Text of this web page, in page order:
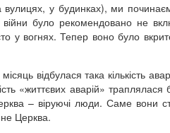
у будинках), ми
було рекомендовано не
у вогнях. Тепер воно було
відбулася така кількість
«життєвих аварій» траплялася
– віруючі люди. Саме вони
Церква.